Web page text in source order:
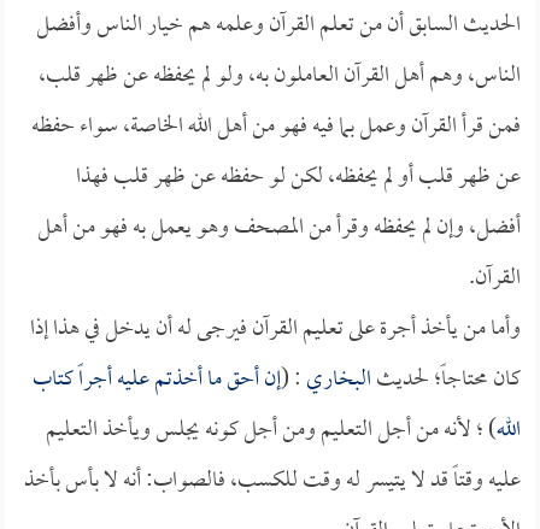
الحديث السابق أن من تعلم القرآن وعلمه هم خيار الناس وأفضل
الناس، وهم أهل القرآن العاملون به، ولو لم يحفظه عن ظهر قلب،
فمن قرأ القرآن وعمل بما فيه فهو من أهل الله الخاصة، سواء حفظه
عن ظهر قلب أو لم يحفظه، لكن لو حفظه عن ظهر قلب فهذا
أفضل، وإن لم يحفظه وقرأ من المصحف وهو يعمل به فهو من أهل
القرآن.
وأما من يأخذ أجرة على تعليم القرآن فيرجى له أن يدخل في هذا إذا
كان محتاجاً؛ لحديثالبخاري: (إن أحق ما أخذتم عليه أجراً كتاب
الله) ؛ لأنه من أجل التعليم ومن أجل كونه يجلس ويأخذ التعليم
عليه وقتاً قد لا يتيسر له وقت للكسب، فالصواب: أنه لا بأس بأخذ